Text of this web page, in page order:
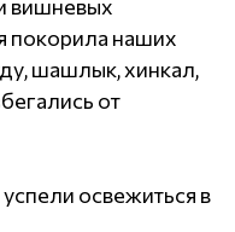
вишневых
покорила наших
шашлык, хинкал,
от
освежиться в